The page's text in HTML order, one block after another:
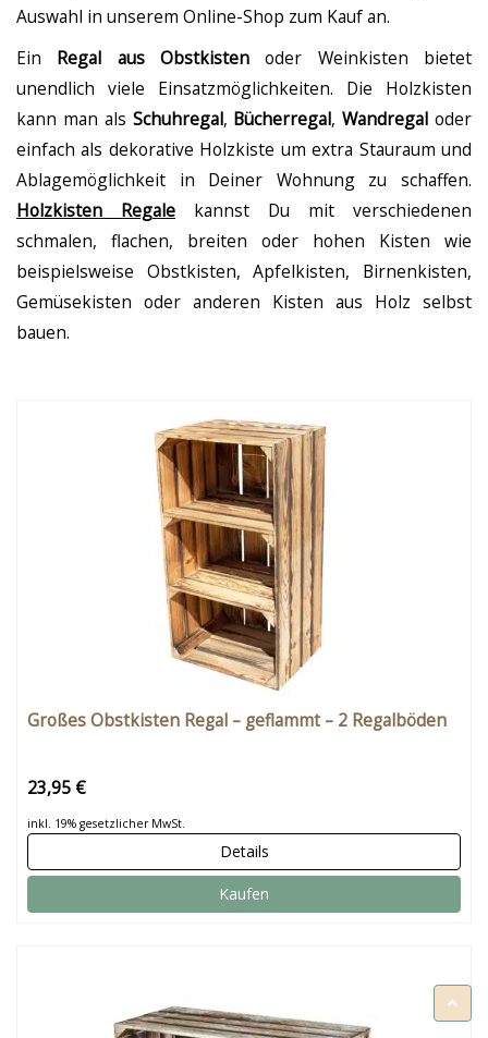
Auswahl in unserem Online-Shop zum Kauf an.
Ein Regal aus Obstkisten oder Weinkisten bietet
unendlich viele Einsatzmöglichkeiten. Die Holzkisten
kann man als Schuhregal, Bücherregal,Wandregal oder
einfach als dekorative Holzkiste um extra Stauraum und
Ablagemöglichkeit in Deiner Wohnung zu schaffen.
Holzkisten Regale kannst Du mit verschiedenen
schmalen, flachen, breiten oder hohen Kisten wie
beispielsweise Obstkisten, Apfelkisten, Birnenkisten,
Gemüsekisten oder anderen Kisten aus Holz selbst
bauen.
Großes Obstkisten Regal – geflammt – 2 Regalböden
23,95 €
inkl. 19% gesetzlicher MwSt.
Details
Kaufen